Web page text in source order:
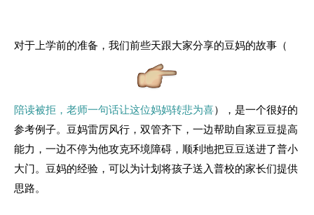
对于上学前的准备，我们前些天跟大家分享的豆妈的故事（
陪读被拒，老师一句话让这位妈妈转悲为喜），是一个很好的
参考例子。豆妈雷厉风行，双管齐下，一边帮助自家豆豆提高
能力，一边不停为他攻克环境障碍，顺利地把豆豆送进了普小
大门。豆妈的经验，可以为计划将孩子送入普校的家长们提供
思路。